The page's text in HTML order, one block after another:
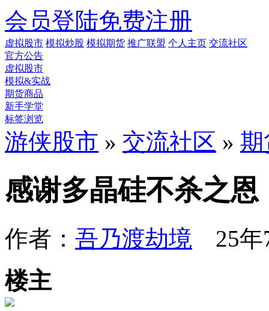
会员登陆免费注册
虚拟股市 模拟炒股 模拟期货 推广联盟 个人主页 交流社区
官方公告
虚拟股市
模拟&实战
期货商品
新手学堂
标签浏览
游侠股市 » 交流社区 » 期
感谢多晶硅不杀之恩
作者： 吾乃渡劫境 25年
楼主